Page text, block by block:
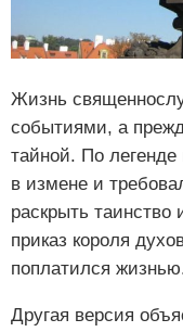
Жизнь
событиями, а
тайной. По
в измене и
раскрыть
приказ короля
поплатился
Другая версия